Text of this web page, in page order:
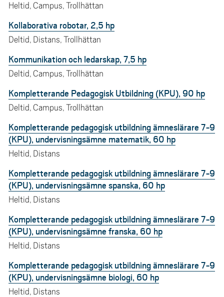
Heltid, Campus, Trollhättan
Kollaborativa robotar, 2,5 hp
Deltid, Distans, Trollhättan
Kommunikation och ledarskap, 7,5 hp
Deltid, Campus, Trollhättan
Kompletterande Pedagogisk Utbildning (KPU), 90 hp
Deltid, Campus, Trollhättan
Kompletterande pedagogisk utbildning ämneslärare 7-9
(KPU), undervisningsämne matematik, 60 hp
Heltid, Distans
Kompletterande pedagogisk utbildning ämneslärare 7-9
(KPU), undervisningsämne spanska, 60 hp
Heltid, Distans
Kompletterande pedagogisk utbildning ämneslärare 7-9
(KPU), undervisningsämne franska, 60 hp
Heltid, Distans
Kompletterande pedagogisk utbildning ämneslärare 7-9
(KPU), undervisningsämne biologi, 60 hp
Heltid, Distans